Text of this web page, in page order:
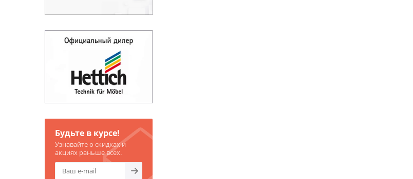
Будьте в курсе!
Узнавайте о скидках и
акциях раньше всех.